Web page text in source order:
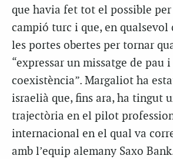
que havia fet tot el possible
campió turc i que, en qualsevol
les portes obertes per tornar
“expressar un missatge de pau i
coexistència”. Margaliot ha
israelià que, fins ara, ha tingut
trajectòria en el pilot
internacional en el qual va
amb l’equip alemany Saxo